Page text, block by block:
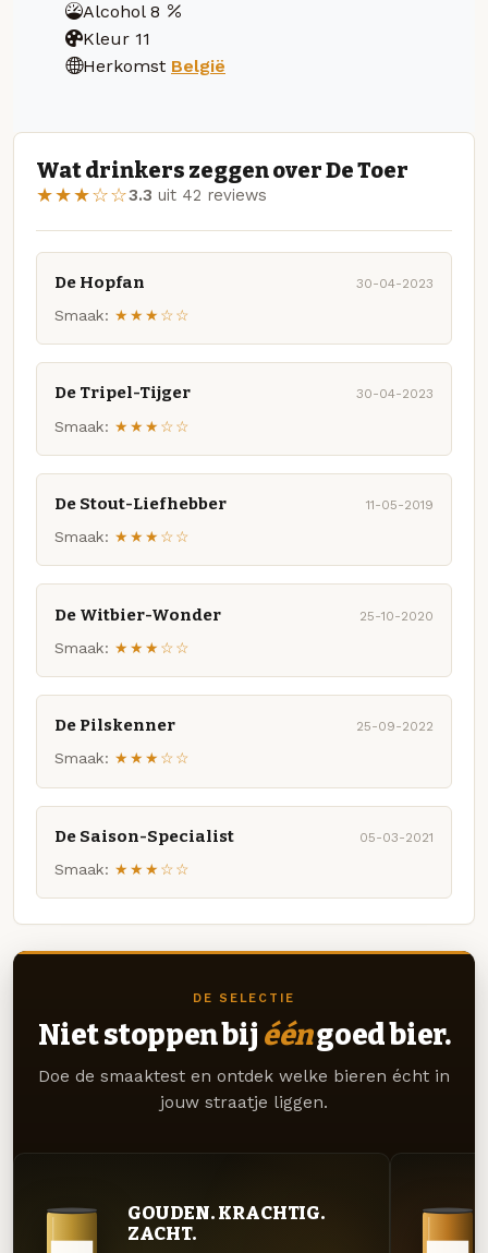
Alcohol 8
Kleur 11
Herkomst België
Wat drinkers zeggen over De Toer
★★★☆☆3.3 uit 42 reviews
De Hopfan 30-04-2023
Smaak: ★★★☆☆
De Tripel-Tijger 30-04-2023
Smaak: ★★★☆☆
De Stout-Liefhebber 11-05-2019
Smaak: ★★★☆☆
De Witbier-Wonder 25-10-2020
Smaak: ★★★☆☆
De Pilskenner 25-09-2022
Smaak: ★★★☆☆
De Saison-Specialist 05-03-2021
Smaak: ★★★☆☆
DE SELECTIE
Niet stoppen bij ééngoed bier.
Doe de smaaktest en ontdek welke bieren écht in
jouw straatje liggen.
GOUDEN. KRACHTIG.
ZACHT.